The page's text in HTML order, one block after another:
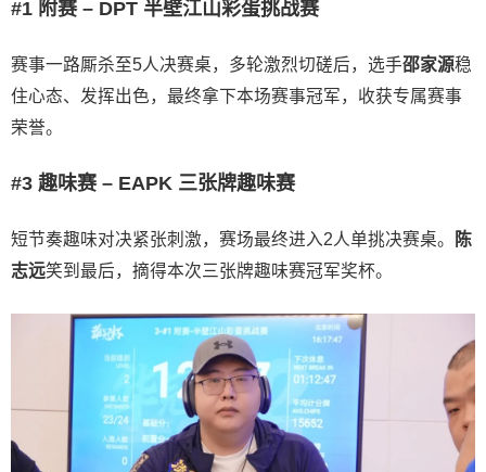
#1 附赛 – DPT 半壁江山彩蛋挑战赛
赛事一路厮杀至5人决赛桌，多轮激烈切磋后，选手邵家源稳
住心态、发挥出色，最终拿下本场赛事冠军，收获专属赛事
荣誉。
#3 趣味赛 – EAPK 三张牌趣味赛
短节奏趣味对决紧张刺激，赛场最终进入2人单挑决赛桌。
陈
志远笑到最后，摘得本次三张牌趣味赛冠军奖杯。